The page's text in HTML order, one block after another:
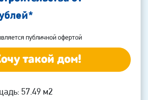
публичной офертой
такой дом!
57.49 м2